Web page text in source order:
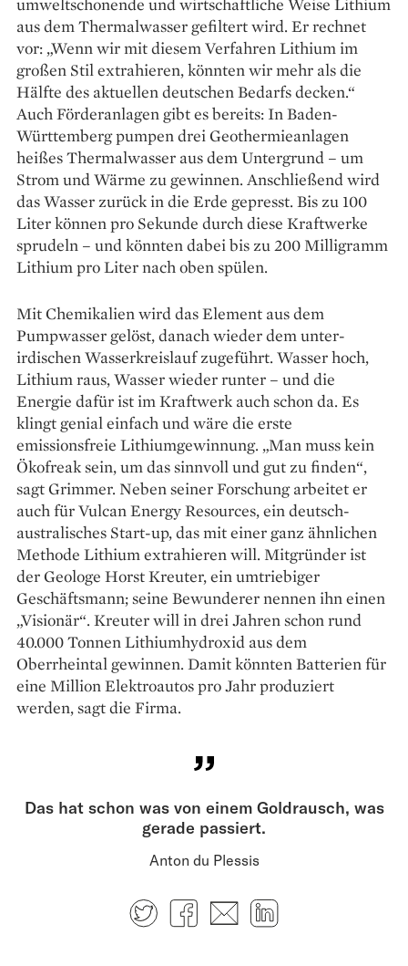
umweltschonende und wirtschaftliche Weise Lithium
aus dem Thermalwasser gefiltert wird. Er rechnet
vor: „Wenn wir mit diesem Verfahren Lithium im
großen Stil extrahieren, könnten wir mehr als die
Hälfte des aktuellen deutschen Bedarfs decken.“
Auch Förderanlagen gibt es bereits: In Baden-
Württemberg pumpen drei Geothermieanlagen
heißes Thermalwasser aus dem Untergrund – um
Strom und Wärme zu gewinnen. Anschließend wird
das Wasser zurück in die Erde gepresst. Bis zu 100
Liter können pro Sekunde durch diese Kraftwerke
sprudeln – und könnten dabei bis zu 200 Milligramm
Lithium pro Liter nach oben spülen.
Mit Chemikalien wird das Element aus dem
Pumpwasser gelöst, danach wieder dem unter­
irdischen Wasserkreislauf zugeführt. Wasser hoch,
Lithium raus, Wasser wieder runter – und die
Energie dafür ist im Kraftwerk auch schon da. Es
klingt genial einfach und wäre die erste
emissionsfreie Lithiumgewinnung. „Man muss kein
Ökofreak sein, um das sinnvoll und gut zu finden“,
sagt Grimmer. Neben seiner Forschung arbeitet er
auch für Vulcan Energy Resources, ein deutsch-
austra­lisches Start-up, das mit einer ganz ähnlichen
Methode Lithium extrahieren will. Mitgründer ist
der Geologe Horst Kreuter, ein umtriebiger
Geschäftsmann; seine Bewunderer nennen ihn einen
„Visionär“. Kreuter will in drei Jahren schon rund
40.000 Tonnen Lithiumhydroxid aus dem
Oberrheintal gewinnen. Damit könnten Batterien für
eine Million Elektroautos pro Jahr produziert
werden, sagt die Firma.
Das hat schon was von einem Goldrausch, was
gerade passiert.
Anton du Plessis
TwitterFacebook
E-mail